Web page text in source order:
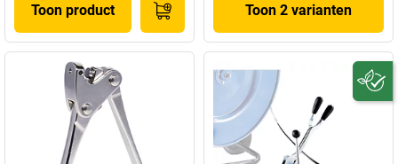
Toon product Toon 2 varianten